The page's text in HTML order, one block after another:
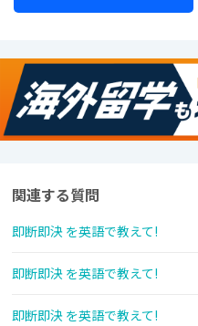
関連する質問
即断即決 を英語で教えて!
即断即決 を英語で教えて!
即断即決 を英語で教えて!